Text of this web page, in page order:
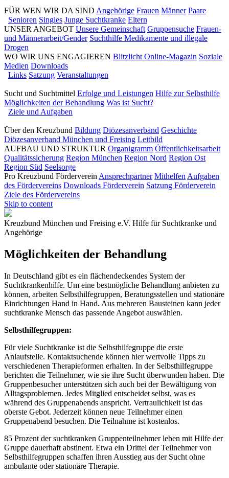
FÜR WEN WIR DA SIND Angehörige Frauen Männer Paare
Senioren Singles Junge Suchtkranke Eltern
UNSER ANGEBOT Unsere Gemeinschaft Gruppensuche Frauen-
und Männerarbeit/Gender Suchthilfe Medikamente und illegale
Drogen
WO WIR UNS ENGAGIEREN Blitzlicht Online-Magazin Soziale
Medien Downloads
Links Satzung Veranstaltungen
Sucht und Suchtmittel Erfolge und Leistungen Hilfe zur Selbsthilfe
Möglichkeiten der Behandlung Was ist Sucht?
Ziele und Aufgaben
Über den Kreuzbund Bildung Diözesanverband Geschichte
Diözesanverband München und Freising Leitbild
AUFBAU UND STRUKTUR Organigramm Öffentlichkeitsarbeit
Qualitätssicherung Region München Region Nord Region Ost
Region Süd Seelsorge
Pro Kreuzbund Förderverein Ansprechpartner Mithelfen Aufgaben
des Fördervereins Downloads Förderverein Satzung Förderverein
Ziele des Fördervereins
Skip to content
Kreuzbund München und Freising e.V. Hilfe für Suchtkranke und
Angehörige
Möglichkeiten der Behandlung
In Deutschland gibt es ein flächendeckendes System der
Suchtkrankenhilfe. Um eine bestmögliche Behandlung anbieten zu
können, arbeiten Selbsthilfegruppen, Beratungsstellen und stationäre
Einrichtungen Hand in Hand. Aus mehreren Bausteinen kann jeder
suchtkranke Mensch das passende Angebot auswählen.
Selbsthilfegruppen:
Für viele Suchtkranke ist die Selbsthilfegruppe die erste
Anlaufstelle. Kontaktsuchende können hier wertvolle Tipps zu
verschiedenen Therapieformen erhalten. In der Selbsthilfegruppe
berichten die Teilnehmer, wie sie ihre Sucht überwunden haben. Die
Gruppenbesucher unterstützen sich auch bei der Bewältigung von
Alltagsproblemen. Jedes Mitglied entscheidet selbst, was es
während des Gruppenabends anspricht. Vertraulichkeit ist das
oberste Gebot. Jederzeit können neue Teilnehmer einen
Gruppenabend besuchen. Die Teilnahme ist kostenlos.
85 Prozent der suchtkranken Gruppenteilnehmer leben mit Hilfe der
Gruppe dauerhaft abstinent. Etwa ein Drittel der Teilnehmer von
Selbsthilfegruppen schaffen ihren Ausstieg aus der Sucht ohne
ambulante oder stationäre Therapie.